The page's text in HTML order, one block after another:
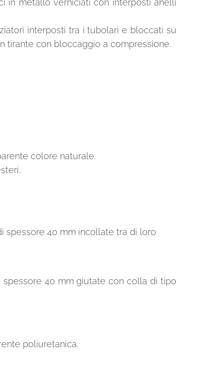
in metallo verniciati con interposti anelli
interposti tra i tubolari e bloccati su
tirante con bloccaggio a compressione.
colore naturale.
spessore 40 mm incollate tra di loro
40 mm giutate con colla di tipo
poliuretanica.